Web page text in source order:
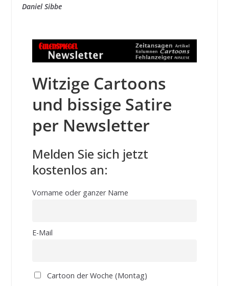
Daniel Sibbe
Witzige Cartoons
und bissige Satire
per Newsletter
Melden Sie sich jetzt
kostenlos an:
Vorname oder ganzer Name
E-Mail
Cartoon der Woche (Montag)